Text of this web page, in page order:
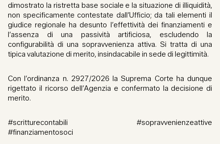
dimostrato la ristretta base sociale e la situazione di illiquidità,
non specificamente contestate dall’Ufficio; da tali elementi il
giudice regionale ha desunto l’effettività dei finanziamenti e
l’assenza di una passività artificiosa, escludendo la
configurabilità di una sopravvenienza attiva. Si tratta di una
tipica valutazione di merito, insindacabile in sede di legittimità.
Con l’ordinanza n. 2927/2026 la Suprema Corte ha dunque
rigettato il ricorso dell’Agenzia e confermato la decisione di
merito.
#scritturecontabili #sopravvenienzeattive
#finanziamentosoci